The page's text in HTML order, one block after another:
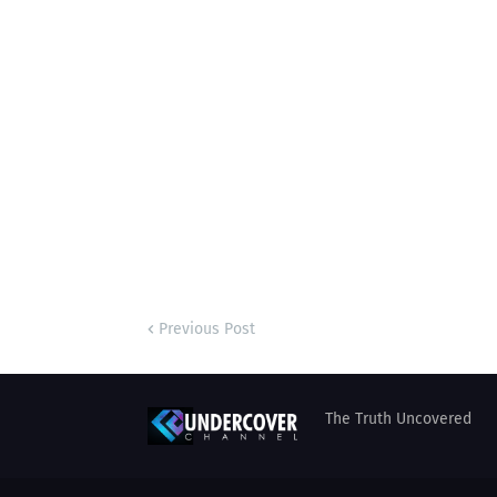
Previous Post
The Truth Uncovered